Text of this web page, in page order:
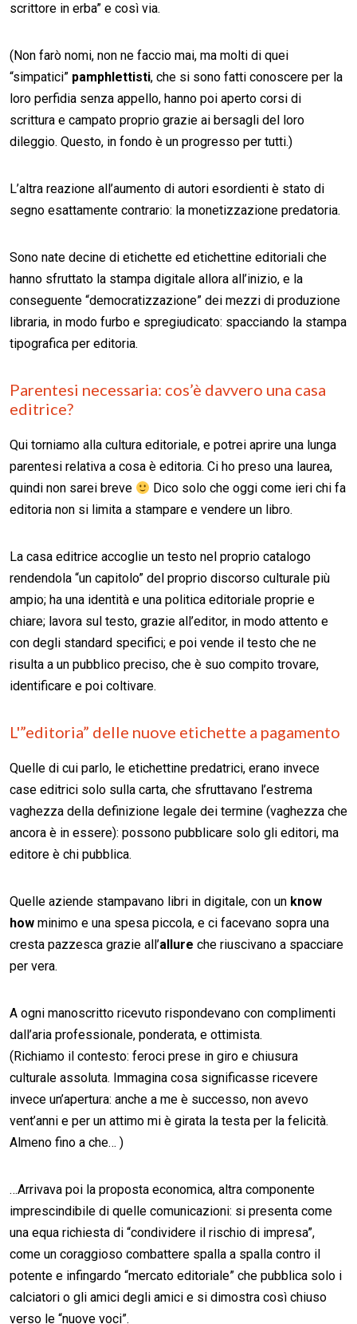
scrittore in erba” e così via.
(Non farò nomi, non ne faccio mai, ma molti di quei
“simpatici” pamphlettisti, che si sono fatti conoscere per la
loro perfidia senza appello, hanno poi aperto corsi di
scrittura e campato proprio grazie ai bersagli del loro
dileggio. Questo, in fondo è un progresso per tutti.)
L’altra reazione all’aumento di autori esordienti è stato di
segno esattamente contrario: la monetizzazione predatoria.
Sono nate decine di etichette ed etichettine editoriali che
hanno sfruttato la stampa digitale allora all’inizio, e la
conseguente “democratizzazione” dei mezzi di produzione
libraria, in modo furbo e spregiudicato: spacciando la stampa
tipografica per editoria.
Parentesi necessaria: cos’è davvero una casa
editrice?
Qui torniamo alla cultura editoriale, e potrei aprire una lunga
parentesi relativa a cosa è editoria. Ci ho preso una laurea,
quindi non sarei breve
Dico solo che oggi come ieri chi fa
editoria non si limita a stampare e vendere un libro.
La casa editrice accoglie un testo nel proprio catalogo
rendendola “un capitolo” del proprio discorso culturale più
ampio; ha una identità e una politica editoriale proprie e
chiare; lavora sul testo, grazie all’editor, in modo attento e
con degli standard specifici; e poi vende il testo che ne
risulta a un pubblico preciso, che è suo compito trovare,
identificare e poi coltivare.
L'”editoria” delle nuove etichette a pagamento
Quelle di cui parlo, le etichettine predatrici, erano invece
case editrici solo sulla carta, che sfruttavano l’estrema
vaghezza della definizione legale dei termine (vaghezza che
ancora è in essere): possono pubblicare solo gli editori, ma
editore è chi pubblica.
Quelle aziende stampavano libri in digitale, con un know
how minimo e una spesa piccola, e ci facevano sopra una
cresta pazzesca grazie all’allure che riuscivano a spacciare
per vera.
A ogni manoscritto ricevuto rispondevano con complimenti
dall’aria professionale, ponderata, e ottimista.
(Richiamo il contesto: feroci prese in giro e chiusura
culturale assoluta. Immagina cosa significasse ricevere
invece un’apertura: anche a me è successo, non avevo
vent’anni e per un attimo mi è girata la testa per la felicità.
Almeno fino a che… )
…Arrivava poi la proposta economica, altra componente
imprescindibile di quelle comunicazioni: si presenta come
una equa richiesta di “condividere il rischio di impresa”,
come un coraggioso combattere spalla a spalla contro il
potente e infingardo “mercato editoriale” che pubblica solo i
calciatori o gli amici degli amici e si dimostra così chiuso
verso le “nuove voci”.